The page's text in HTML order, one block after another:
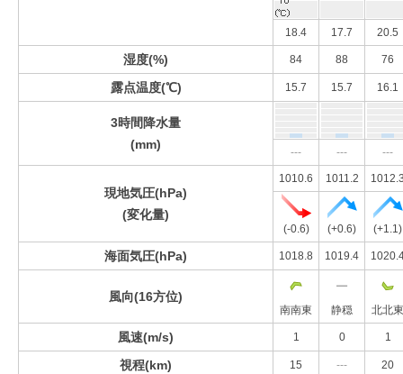
18.4 17.7 20.5
湿度(%) 84 88 76
露点温度(℃) 15.7 15.7 16.1
3時間降水量
(mm)
--- --- ---
現地気圧(hPa)
(変化量)
1010.6 1011.2
(-0.6) (+0.6) (+1.1)
海面気圧(hPa) 1018.8 1019.4
風向(16方位)
南南東 静穏 北北東
風速(m/s) 1 0 1
視程(km) 15 --- 20